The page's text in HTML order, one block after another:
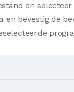
en
bevestig de